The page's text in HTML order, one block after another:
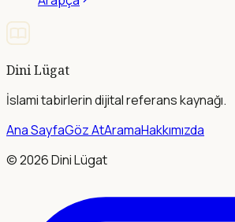
Dini Lügat
İslami tabirlerin dijital referans kaynağı.
Ana SayfaGöz AtAramaHakkımızda
©2026Dini Lügat